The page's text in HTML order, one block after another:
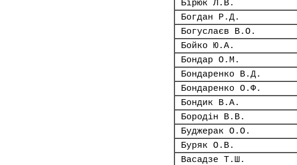
Бірюк Л.В.
Богдан Р.Д.
Богуслаєв В.О.
Бойко Ю.А.
Бондар О.М.
Бондаренко В.Д.
Бондаренко О.Ф.
Бондик В.А.
Бородін В.В.
Буджерак О.О.
Буряк О.В.
Васадзе Т.Ш.